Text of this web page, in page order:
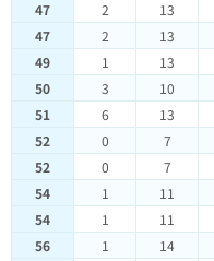
47
2 13
47
2 13
49
1 13
50
3 10
51
6 13
52
0 7
52
0 7
54
1 11
54
1 11
56
1 14